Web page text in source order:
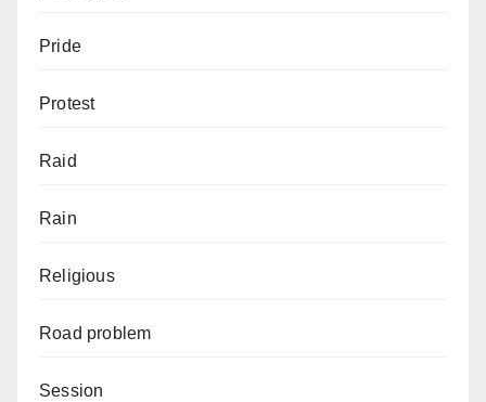
Pride
Protest
Raid
Rain
Religious
Road problem
Session